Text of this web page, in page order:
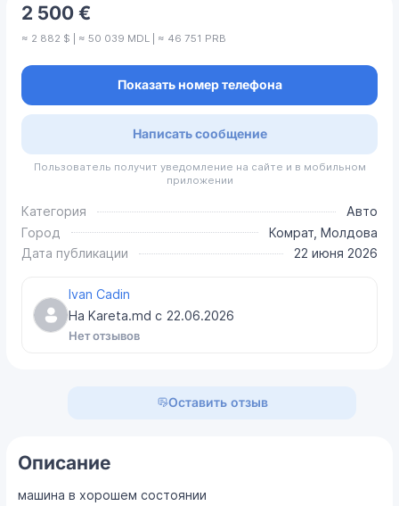
2 500 €
≈ 2 882 $ | ≈ 50 039 MDL | ≈ 46 751 PRB
Показать номер телефона
Написать сообщение
Пользователь получит уведомление на сайте и в мобильном
приложении
Категория
Авто
Город
Комрат, Молдова
Дата публикации
22 июня 2026
Ivan Cadin
На Kareta.md с 22.06.2026
Нет отзывов
Оставить отзыв
Описание
машина в хорошем состоянии